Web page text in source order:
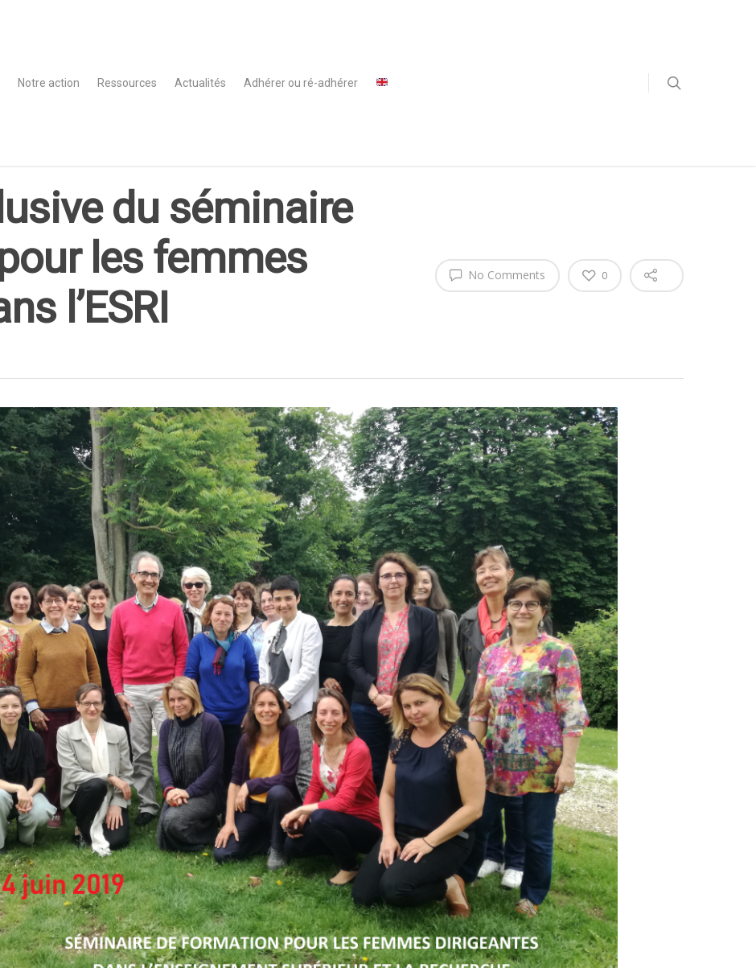
Notre action Ressources Actualités Adhérer ou ré-adhérer
du séminaire
les femmes
l’ESRI
No Comments 0